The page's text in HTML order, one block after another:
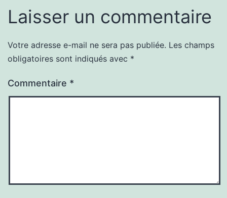
Laisser un commentaire
Votre adresse e-mail ne sera pas publiée. Les champs
obligatoires sont indiqués avec *
Commentaire *